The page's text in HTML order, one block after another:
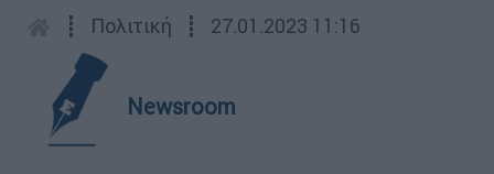
┋ Πολιτική ┋ 27.01.2023 11:16
Newsroom